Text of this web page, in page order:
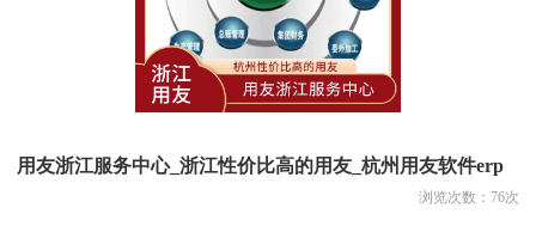
用友浙江服务中心_浙江性价比高的用友_杭州用友软件erp
浏览次数： 76次